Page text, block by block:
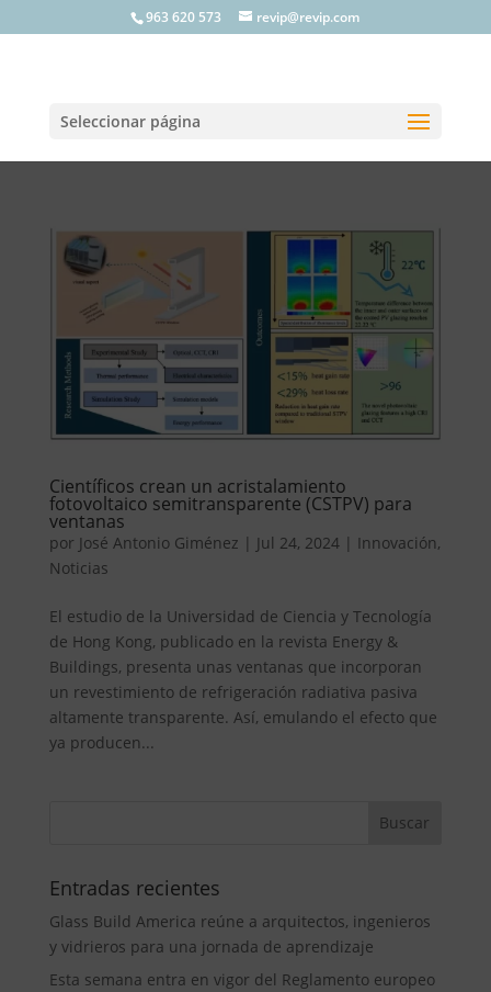
963 620 573 revip@revip.com
Seleccionar página
Científicos crean un acristalamiento
fotovoltaico semitransparente (CSTPV) para
ventanas
por José Antonio Giménez | Jul 24, 2024| Innovación,
Noticias
El estudio de la Universidad de Ciencia y Tecnología
de Hong Kong, publicado en la revista Energy &
Buildings, presenta unas ventanas que incorporan
un revestimiento de refrigeración radiativa pasiva
altamente transparente. Así, emulando el efecto que
ya producen...
Entradas recientes
Glass Build America reúne a arquitectos, ingenieros
y vidrieros para una jornada de aprendizaje
Esta semana entra en vigor del Reglamento europeo